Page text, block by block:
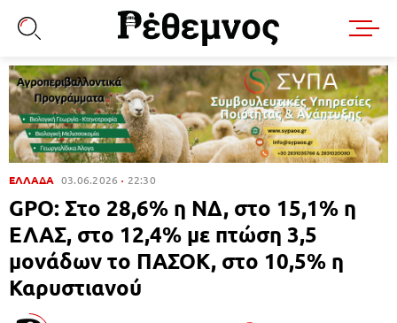
ΕΛΛΑΔΑ 03.06.2026 22:30
GPO: Στο 28,6% η ΝΔ, στο 15,1% η
ΕΛΑΣ, στο 12,4% με πτώση 3,5
μονάδων το ΠΑΣΟΚ, στο 10,5% η
Καρυστιανού